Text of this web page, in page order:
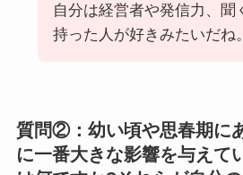
自分は経営者や発信力、聞
持った人が好きみたいだね。
質問②：幼い頃や思春期に
に一番大きな影響を与えて